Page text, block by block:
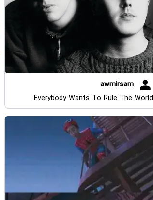
awmirsam
Everybody Wants To Rule The World